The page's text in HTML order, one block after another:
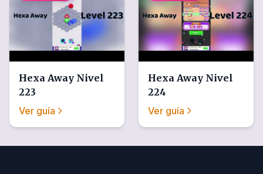
Hexa Away Nivel
223
Ver guía
Hexa Away Nivel
224
Ver guía